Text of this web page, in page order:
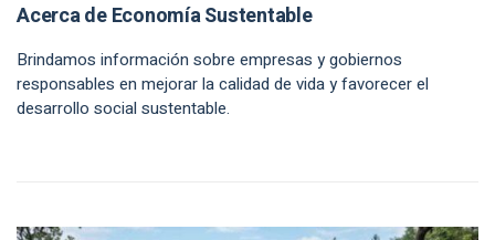
Acerca de Economía Sustentable
Brindamos información sobre empresas y gobiernos
responsables en mejorar la calidad de vida y favorecer el
desarrollo social sustentable.